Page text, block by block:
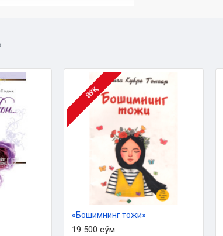
гўзал қилувчи жамики
ишлари бўйича қўмитасининг
ЙЎҚ
«Бошимнинг тожи»
19 500 сўм